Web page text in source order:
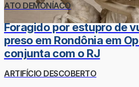
ATO DEMONÍACO
Foragido por estupro de
preso em Rondônia em
conjunta com o RJ
ARTIFÍCIO DESCOBERTO